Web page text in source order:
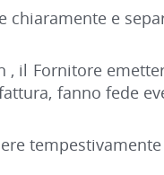
e
il Fornitore
fanno fede